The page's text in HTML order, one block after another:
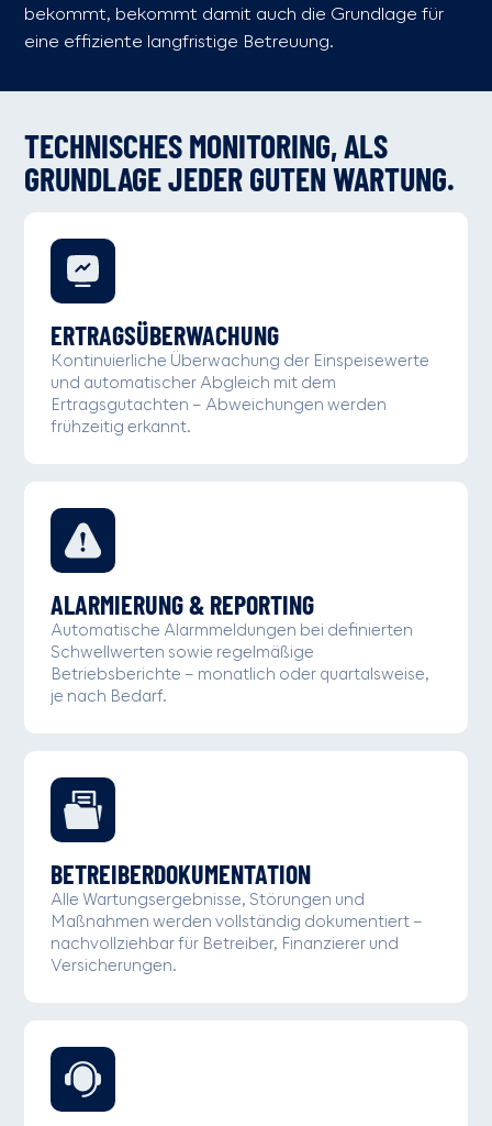
bekommt, bekommt damit auch die Grundlage für
eine effiziente langfristige Betreuung.
TECHNISCHES MONITORING, ALS
GRUNDLAGE JEDER GUTEN WARTUNG.
ERTRAGSÜBERWACHUNG
Kontinuierliche Überwachung der Einspeisewerte
und automatischer Abgleich mit dem
Ertragsgutachten – Abweichungen werden
frühzeitig erkannt.
ALARMIERUNG & REPORTING
Automatische Alarmmeldungen bei definierten
Schwellwerten sowie regelmäßige
Betriebsberichte – monatlich oder quartalsweise,
je nach Bedarf.
BETREIBERDOKUMENTATION
Alle Wartungsergebnisse, Störungen und
Maßnahmen werden vollständig dokumentiert –
nachvollziehbar für Betreiber, Finanzierer und
Versicherungen.